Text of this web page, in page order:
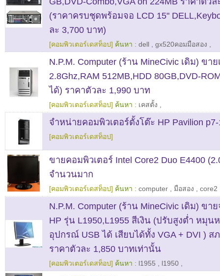
(ราคาครบชุดพร้อมจอ LCD 15"
ละ 3,700 บาท)
[คอมพิวเตอร์เดสท็อป] ค้นหา : dell gx520คอมมือสอง
N.P.M. Computer (ร้าน MineCivic เดิม) ขา
2.8Ghz,RAM 512MB,HDD 80GB,DVD-
ได้) ราคาตัวละ 1,990 บาท
[คอมพิวเตอร์เดสท็อป] ค้นหา : เคสตั้ง
จำหน่ายคอมพิวเตอร์ตั้งโต๊ะ HP Pavilion p7-
[คอมพิวเตอร์เดสท็อป]
ขายคอมพิวเตอร์ Intel Core2 Duo E4400
จำนวนมาก
[คอมพิวเตอร์เดสท็อป] ค้นหา : computer มือสอง core2
N.P.M. Computer (ร้าน MineCivic เดิม) ขา
HP รุ่น L1950,L1955 สีเงิน (ปรับสูงต่ำ หมุน
อุปกรณ์ USB ได้ เสียบได้ทั้ง VGA + DVI ) ส
ราคาตัวละ 1,850 บาทเท่านั้น
[คอมพิวเตอร์เดสท็อป] ค้นหา : l1955 l1950